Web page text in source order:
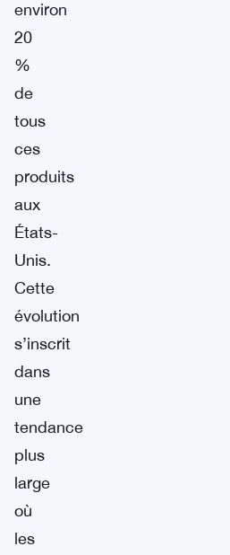
environ
20
%
de
tous
ces
produits
aux
États-
Unis.
Cette
évolution
s’inscrit
dans
une
tendance
plus
large
où
les